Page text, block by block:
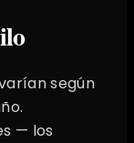
según
— los